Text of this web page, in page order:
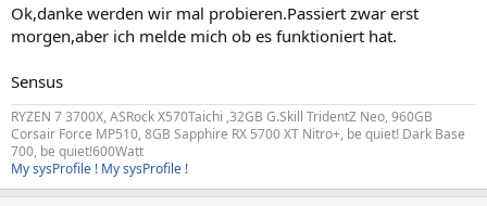
Ok,danke werden wir mal probieren.Passiert zwar erst
morgen,aber ich melde mich ob es funktioniert hat.
Sensus
RYZEN 7 3700X, ASRock X570Taichi ,32GB G.Skill TridentZ Neo, 960GB
Corsair Force MP510, 8GB Sapphire RX 5700 XT Nitro+, be quiet! Dark Base
700, be quiet!600Watt
My sysProfile ! My sysProfile !